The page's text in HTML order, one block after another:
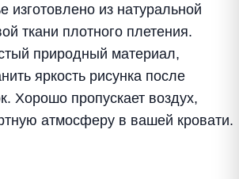
изготовлено из натуральной
ткани плотного плетения.
природный материал,
яркость рисунка после
Хорошо пропускает воздух,
атмосферу в вашей кровати.